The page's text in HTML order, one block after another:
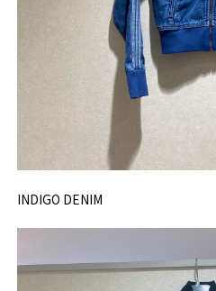
INDIGO DENIM